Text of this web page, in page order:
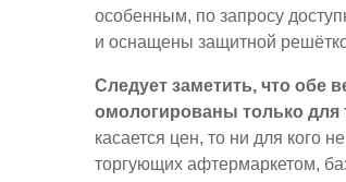
особенным, по запросу
и оснащены защитной
Следует заметить, что обе
омологированы только для
касается цен, то ни для кого
торгующих афтермаркетом,